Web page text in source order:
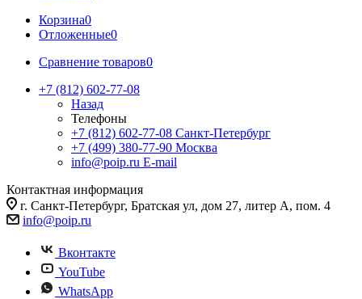
Корзина0
Отложенные0
Сравнение товаров0
+7 (812) 602-77-08
Назад
Телефоны
+7 (812) 602-77-08 Санкт-Петербург
+7 (499) 380-77-90 Москва
info@poip.ru E-mail
Контактная информация
г. Санкт-Петербург, Братская ул, дом 27, литер А, пом. 4
info@poip.ru
Вконтакте
YouTube
WhatsApp